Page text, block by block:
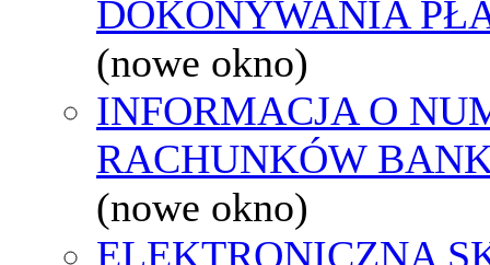
DOKONYWANIA
(nowe okno)
INFORMACJA O
RACHUNKÓW
(nowe okno)
ELEKTRONICZNA